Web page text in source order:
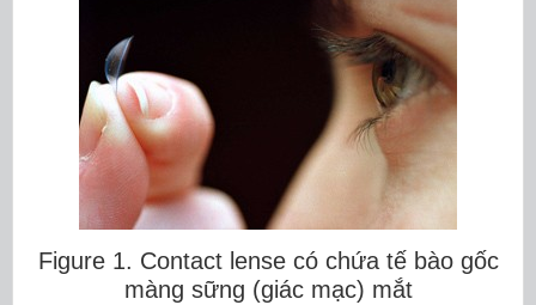
Figure 1. Contact lense có chứa tế bào gốc
màng sững (giác mạc) mắt